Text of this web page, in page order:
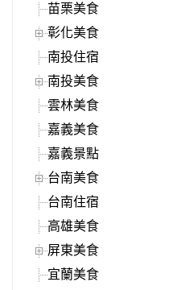
苗栗美食
彰化美食
南投住宿
南投美食
雲林美食
嘉義美食
嘉義景點
台南美食
台南住宿
高雄美食
屏東美食
宜蘭美食